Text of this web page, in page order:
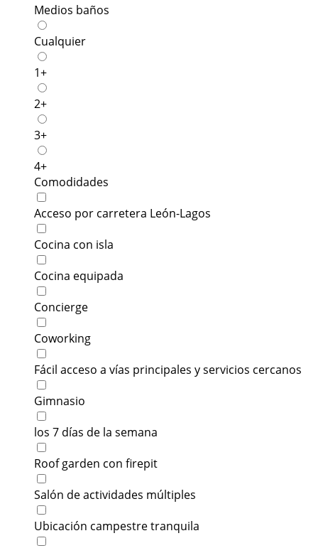
Medios baños
Cualquier
1+
2+
3+
4+
Comodidades
Acceso por carretera León-Lagos
Cocina con isla
Cocina equipada
Concierge
Coworking
Fácil acceso a vías principales y servicios cercanos
Gimnasio
los 7 días de la semana
Roof garden con firepit
Salón de actividades múltiples
Ubicación campestre tranquila